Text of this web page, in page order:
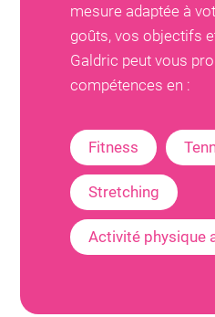
mesure adaptée à
goûts, vos objectifs
Galdric peut vous
compétences en :
Fitness
Stretching
Activité physique